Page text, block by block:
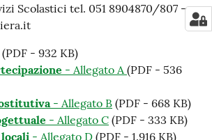
Scolastici tel. 051 8904870/807 –
(PDF - 932 KB)
- Allegato A(PDF - 536
- Allegato B (PDF - 668 KB)
- Allegato C (PDF - 333 KB)
- Allegato D (PDF - 1.916 KB)